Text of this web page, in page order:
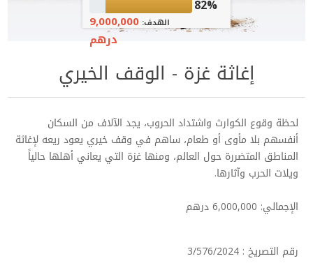
82%
الهدف:9,000,000
درهم
إغاثة غزة - الوقف الخيري
لحظة وقوع الكوارث واشتداد الحروب، يجد الآلاف من السكان
أنفسهم بلا مأوى أو طعام، ساهم في وقف خيري يعود ريعه لإغاثة
المناطق المتضررة حول العالم، ومنها غزة التي يعاني أهلها حالياً
ويلات الحرب وآثارها.
الإجمالي: 6,000,000 درهم
رقم التصريخ : 3/576/2024